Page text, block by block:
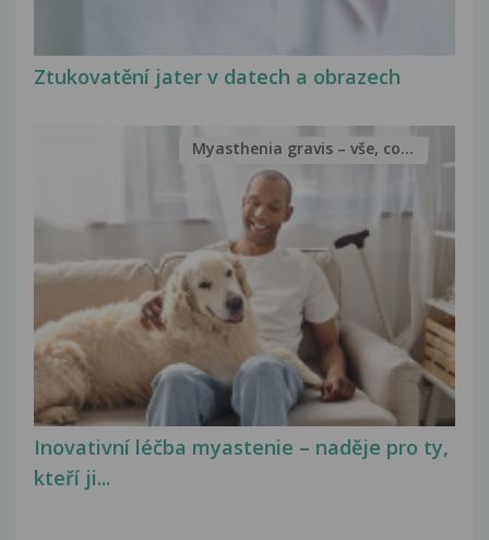
Ztukovatění jater v datech a obrazech
Inovativní léčba myastenie – naděje pro ty,
kteří ji...
Myasthenia gravis – vše, co...